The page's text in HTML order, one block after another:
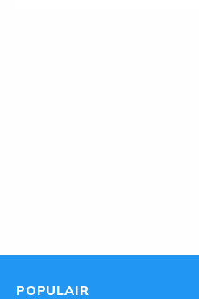
POPULAIR